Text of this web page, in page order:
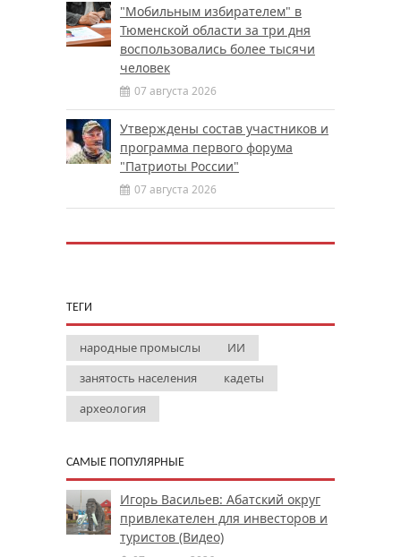
"Мобильным избирателем" в
Тюменской области за три дня
воспользовались более тысячи
человек
07 августа 2026
Утверждены состав участников и
программа первого форума
"Патриоты России"
07 августа 2026
ТЕГИ
народные промыслы
ИИ
занятость населения
кадеты
археология
САМЫЕ ПОПУЛЯРНЫЕ
Игорь Васильев: Абатский округ
привлекателен для инвесторов и
туристов (Видео)